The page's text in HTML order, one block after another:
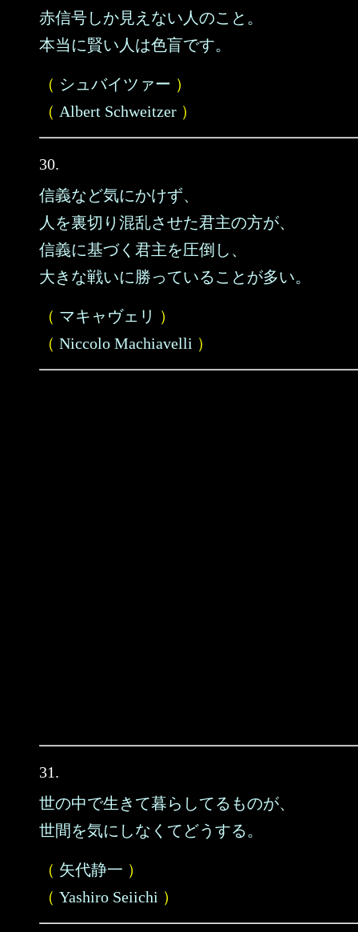
赤信号しか見えない人のこと。
本当に賢い人は色盲です。
（ シュバイツァー ）
（ Albert Schweitzer ）
30.
信義など気にかけず、
人を裏切り混乱させた君主の方が、
信義に基づく君主を圧倒し、
大きな戦いに勝っていることが多い。
（ マキャヴェリ ）
（ Niccolo Machiavelli ）
31.
世の中で生きて暮らしてるものが、
世間を気にしなくてどうする。
（ 矢代静一 ）
（ Yashiro Seiichi ）